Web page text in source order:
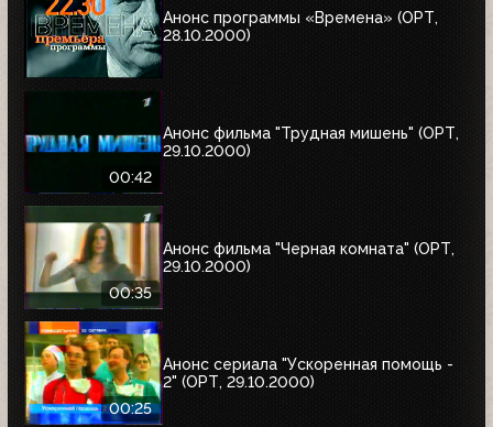
Анонс программы «Времена» (ОРТ,
28.10.2000)
00:42
Анонс фильма "Трудная мишень" (ОРТ,
29.10.2000)
00:35
Анонс фильма "Черная комната" (ОРТ,
29.10.2000)
00:25
Анонс сериала "Ускоренная помощь -
2" (ОРТ, 29.10.2000)